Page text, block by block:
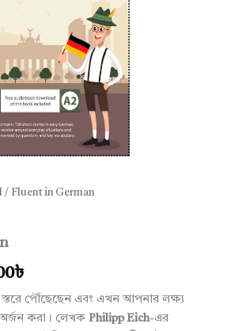
/ Fluent in German
৳
স্তরে পৌঁছেছেন এবং এখন আপনার লক্ষ্য
করা। লেখক Philipp Eich-এর